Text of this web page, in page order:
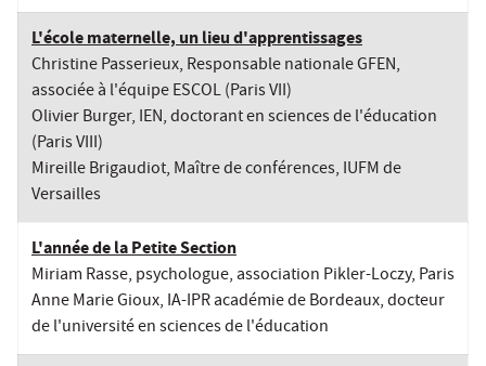
L'école maternelle, un lieu d'apprentissages
Christine Passerieux, Responsable nationale GFEN,
associée à l'équipe ESCOL (Paris VII)
Olivier Burger, IEN, doctorant en sciences de l'éducation
(Paris VIII)
Mireille Brigaudiot, Maître de conférences, IUFM de
Versailles
L'année de la Petite Section
Miriam Rasse, psychologue, association Pikler-Loczy, Paris
Anne Marie Gioux, IA-IPR académie de Bordeaux, docteur
de l'université en sciences de l'éducation